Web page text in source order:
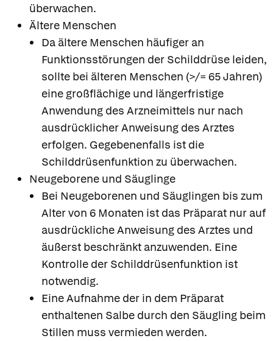
überwachen.
Ältere Menschen
Da ältere Menschen häufiger an
Funktionsstörungen der Schilddrüse leiden,
sollte bei älteren Menschen (>/= 65 Jahren)
eine großflächige und längerfristige
Anwendung des Arzneimittels nur nach
ausdrücklicher Anweisung des Arztes
erfolgen. Gegebenenfalls ist die
Schilddrüsenfunktion zu überwachen.
Neugeborene und Säuglinge
Bei Neugeborenen und Säuglingen bis zum
Alter von 6 Monaten ist das Präparat nur auf
ausdrückliche Anweisung des Arztes und
äußerst beschränkt anzuwenden. Eine
Kontrolle der Schilddrüsenfunktion ist
notwendig.
Eine Aufnahme der in dem Präparat
enthaltenen Salbe durch den Säugling beim
Stillen muss vermieden werden.